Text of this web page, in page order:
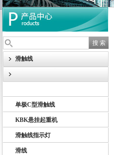
扬州市天翔电气有限公司
滑触线
U10型滑触线
单极C型滑触线
KBK悬挂起重机
滑触线指示灯
滑线